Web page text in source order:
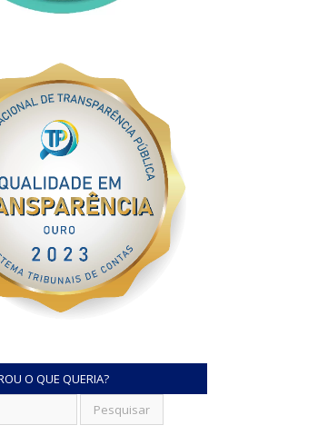
O QUE QUERIA?